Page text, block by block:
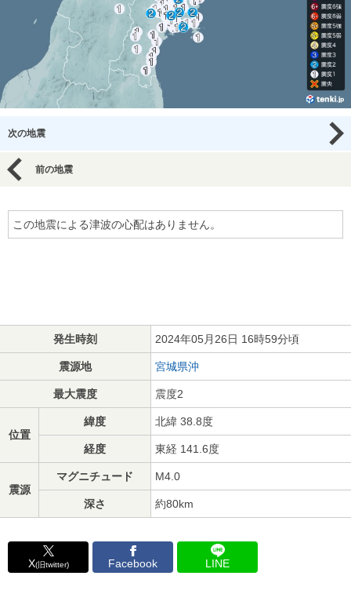
次の地震
前の地震
この地震による津波の心配はありません。
発生時刻 2024年05月26日 16時59分頃
震源地 宮城県沖
最大震度 震度2
位置
緯度 北緯 38.8度
経度 東経 141.6度
震源
マグニチュード M4.0
深さ 約80km
X(旧twitter) Facebook LINE